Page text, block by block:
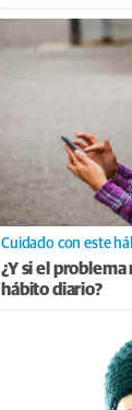
Cuidado con este
¿Y si el
hábito diario?